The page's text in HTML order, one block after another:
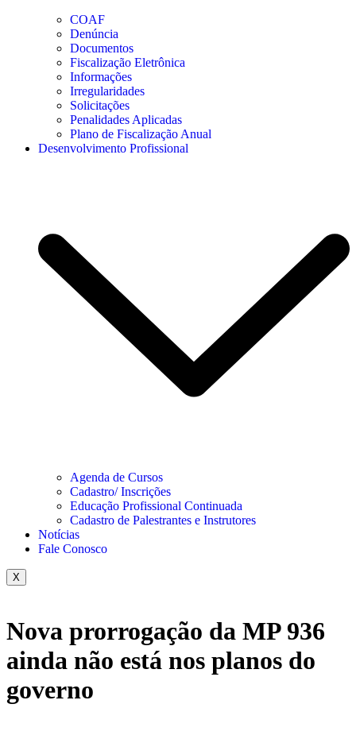
COAF
Denúncia
Documentos
Fiscalização Eletrônica
Informações
Irregularidades
Solicitações
Penalidades Aplicadas
Plano de Fiscalização Anual
Desenvolvimento Profissional
Agenda de Cursos
Cadastro/ Inscrições
Educação Profissional Continuada
Cadastro de Palestrantes e Instrutores
Notícias
Fale Conosco
X
Nova prorrogação da MP 936
ainda não está nos planos do
governo